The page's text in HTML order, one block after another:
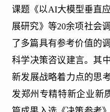
课题《以AI大模型垂直
展研究》等20余项社会
了多篇具有参考价值的
科学决策咨议建言。其
新发展战略着力点的思
发郑州专精特新企业新